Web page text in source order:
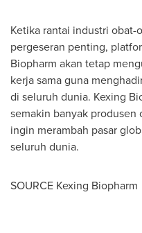
Ketika rantai industri
pergeseran penting,
Biopharm akan tetap
kerja sama guna
di seluruh dunia. Kexing
semakin banyak produsen
ingin merambah pasar
seluruh dunia.
SOURCE Kexing Biopharm